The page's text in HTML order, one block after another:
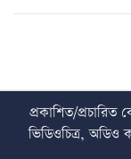
প্রকাশিত/
ভিডিওচিত্র, অডিও